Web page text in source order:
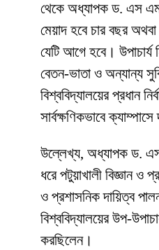
থেকে অধ্যাপক ড. এস এম
মেয়াদ হবে চার বছর
যেটি আগে হবে। উপাচার্য
বেতন-ভাতা ও অন্যান্য
বিশ্ববিদ্যালয়ের প্রধান
সার্বক্ষণিকভাবে
উল্লেখ্য, অধ্যাপক ড. এস
ধরে পটুয়াখালী বিজ্ঞান ও
ও প্রশাসনিক দায়িত্ব
বিশ্ববিদ্যালয়ের উপ-
করছিলেন।